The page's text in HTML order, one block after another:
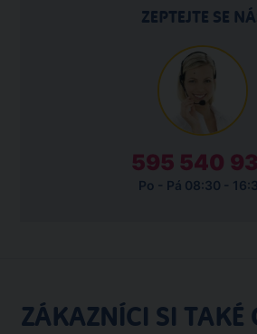
ZEPTEJTE SE
595 540
Po - Pá 08:30 -
ZÁKAZNÍCI SI TAKÉ